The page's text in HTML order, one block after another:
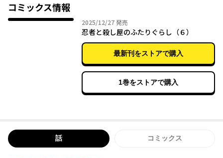
コミックス情報
2025/12/272025年12月27日
発売
忍者と殺し屋のふたりぐらし（６）
最新刊をストアで購入
1巻をストアで購入
話 コミックス